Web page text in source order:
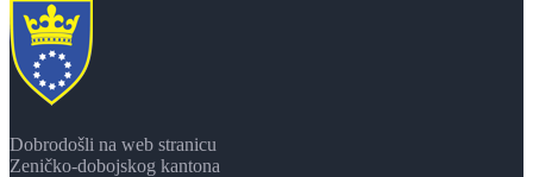
Dobrodošli na web stranicu
Zeničko-dobojskog kantona